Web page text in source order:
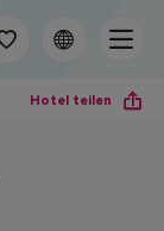
Hotel teilen